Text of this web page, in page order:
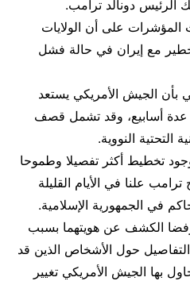
الرئيس دونالد ترامب.
على أن الولايات
مع إيران في حالة فشل
بأن الجيش الأمريكي يستعد
عدة أسابيع، وقد تشمل قصف
التحتية النووية.
تخطيط أكثر تفصيلا وطموحا
علنا في الأيام القليلة
في الجمهورية الإسلامية.
رفضا الكشف عن هويتهما بسبب
حول الأشخاص الذين قد
بها الجيش الأمريكي تغيير